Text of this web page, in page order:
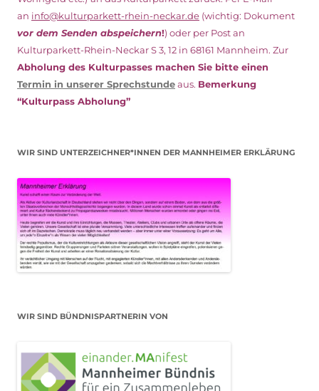
an info@kulturparkett-rhein-neckar.de (wichtig: Dokument
vor dem Senden abspeichern!) oder per Post an
Kulturparkett-Rhein-Neckar S 3, 12 in 68161 Mannheim. Zur
Abholung des Kulturpasses machen Sie bitte einen
Termin in unserer Sprechstundeaus. Bemerkung
“Kulturpass Abholung”
WIR SIND UNTERZEICHNER*INNEN DER MANNHEIMER ERKLÄRUNG
WIR SIND BÜNDNISPARTNERIN VON